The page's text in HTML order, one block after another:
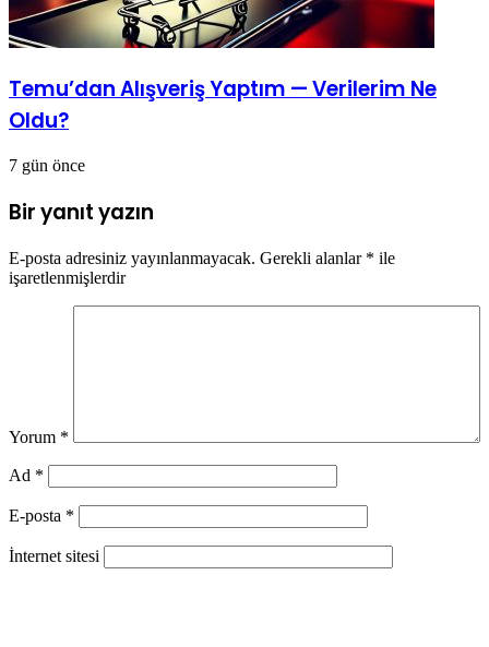
Temu’dan Alışveriş Yaptım — Verilerim Ne
Oldu?
7 gün önce
Bir yanıt yazın
E-posta adresiniz yayınlanmayacak. Gerekli alanlar * ile
işaretlenmişlerdir
Yorum *
Ad *
E-posta *
İnternet sitesi